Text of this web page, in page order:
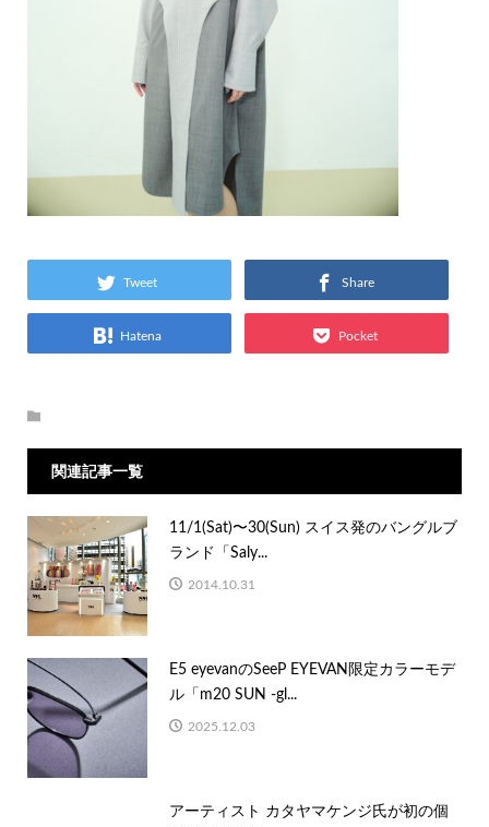
Tweet Share
Hatena Pocket
関連記事一覧
11/1(Sat)〜30(Sun) スイス発のバングルブ
ランド「Saly...
2014.10.31
E5 eyevanのSeeP EYEVAN限定カラーモデ
ル「m20 SUN -gl...
2025.12.03
アーティスト カタヤマケンジ氏が初の個